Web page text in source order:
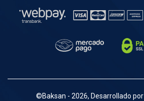
©Baksan - 2026, Desarrollado por